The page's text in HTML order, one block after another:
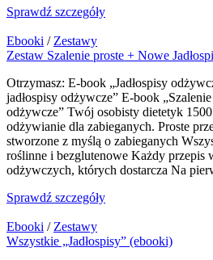
Sprawdź szczegóły
Ebooki / Zestawy
Zestaw Szalenie proste + Nowe
Otrzymasz: E-book „Jadłospisy
jadłospisy odżywcze” E-book
odżywcze” Twój osobisty dietetyk
odżywianie dla zabieganych. Proste
stworzone z myślą o zabieganych
roślinne i bezglutenowe Każdy przepis
odżywczych, których dostarcza Na
Sprawdź szczegóły
Ebooki / Zestawy
Wszystkie „Jadłospisy” (ebooki)